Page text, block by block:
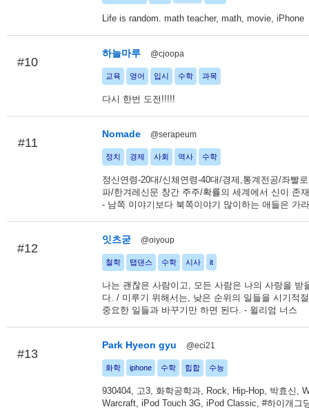
Life is random. math teacher, math, movie, iPhone
#10
하늘마루 @cjoopa
교육 영어 입시 수학 과목
다시 한번 도전!!!!!
#11
Nomade @serapeum
정치 경제 사회 역사 수학
정신연령-20대/신체연령-40대/경제,통계전공/좌빨
파/한겨레신문 창간 주주/확률의 세계에서 신이 존
- 남쪽 이야기보다 북쪽이야기 많이하는 애들은 가
#12
잇츠굳 @oiyoup
철학 탭댄스 수학 시사 it
나는 괜찮은 사람이고, 모든 사람은 나의 사랑을 받
다. / 미루기 위해서는, 낮은 순위의 일들을 시기적
중요한 일들과 바꾸기만 하면 된다. - 윌리엄 너스
#13
Park Hyeon gyu @eci21
화학 iphone 수학 힙합 수능
930404, 고3, 화학공학과, Rock, Hip-Hop, 박효신,
Warcraft, iPod Touch 3G, iPod Classic, #하이개그